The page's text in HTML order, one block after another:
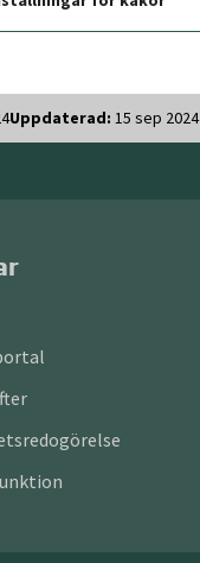
Uppdaterad: 15 sep 2024